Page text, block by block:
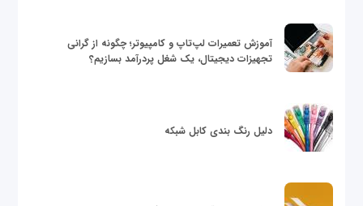
آموزش تعمیرات لپ‌تاپ و کامپیوتر؛ چگونه از گرانی
تجهیزات دیجیتال، یک شغل پردرآمد بسازیم؟
دلیل رنگ بندی کابل شبکه